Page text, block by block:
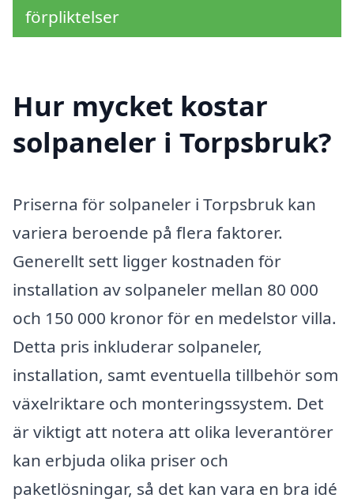
förpliktelser
Hur mycket kostar
solpaneler i Torpsbruk?
Priserna för solpaneler i Torpsbruk kan
variera beroende på flera faktorer.
Generellt sett ligger kostnaden för
installation av solpaneler mellan 80 000
och 150 000 kronor för en medelstor villa.
Detta pris inkluderar solpaneler,
installation, samt eventuella tillbehör som
växelriktare och monteringssystem. Det
är viktigt att notera att olika leverantörer
kan erbjuda olika priser och
paketlösningar, så det kan vara en bra idé